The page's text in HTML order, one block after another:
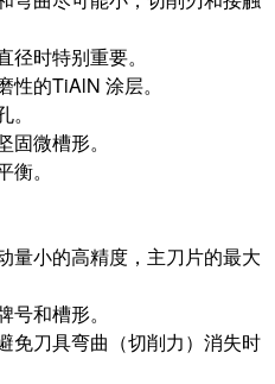
时特别重要。
性的TiAlN 涂层。
微槽形。
。
量小的高精度，主刀片的最大
和槽形。
免刀具弯曲（切削力）消失时